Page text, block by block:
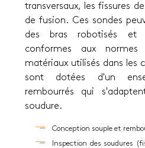
transversaux, les fissures
de fusion. Ces sondes
des bras robotisés et
conformes aux
matériaux utilisés dans les
sont dotées d'un
rembourrés qui
soudure.
Conception souple et
Inspection des soudures